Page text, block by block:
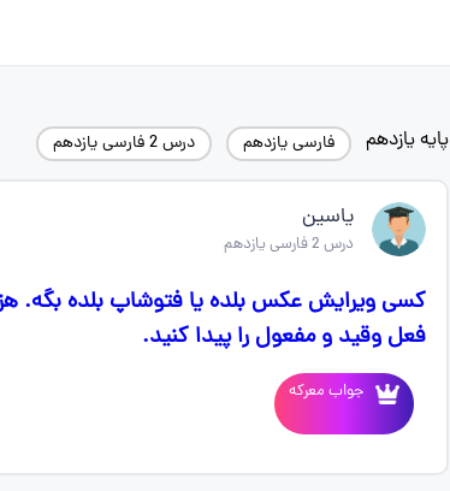
پایه یازدهم فارسی یازدهم درس 2 فارسی یازدهم
یاسین
درس 2 فارسی یازدهم
کسی ویرایش عکس بلده یا فتوشاپ بلده بگه.
فعل وقید و مفعول را پیدا کنید.
جواب معرکه